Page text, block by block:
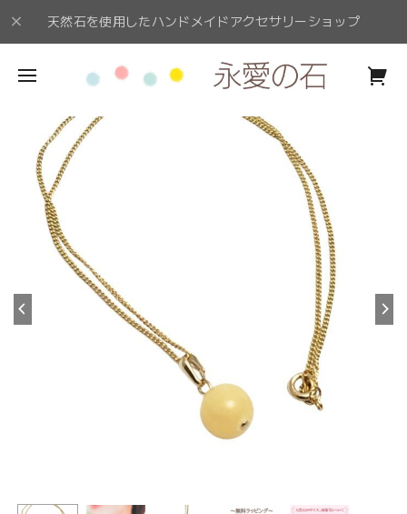
天然石を使用したハンドメイドアクセサリーショップ